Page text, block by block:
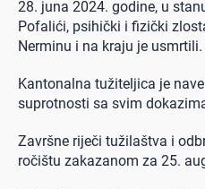
28. juna 2024. godine, u
Pofalići, psihički i fizički
Nerminu i na kraju je usmrtili.
Kantonalna tužiteljica je
suprotnosti sa svim
Završne riječi tužilaštva i
ročištu zakazanom za 25.